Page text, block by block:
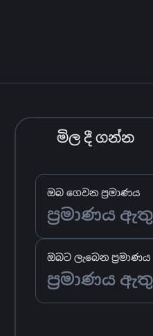
මිල දී ගන්න
ඔබ ගෙවන ප්‍රමාණය
ඔබට ලැබෙන ප්‍රමාණය